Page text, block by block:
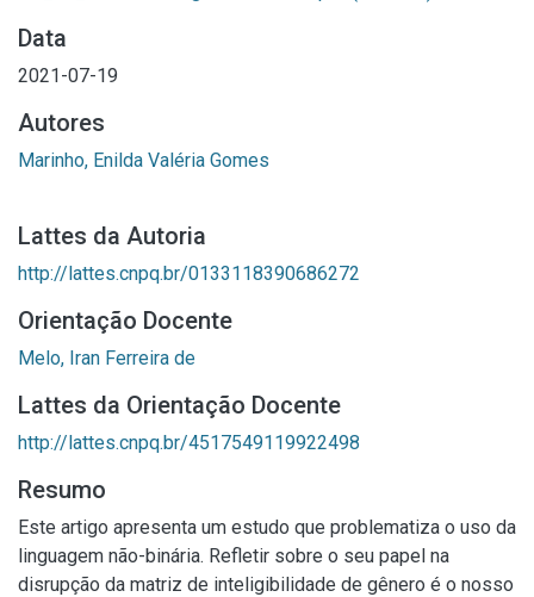
Data
2021-07-19
Autores
Marinho, Enilda Valéria Gomes
Lattes da Autoria
http://lattes.cnpq.br/0133118390686272
Orientação Docente
Melo, Iran Ferreira de
Lattes da Orientação Docente
http://lattes.cnpq.br/4517549119922498
Resumo
Este artigo apresenta um estudo que problematiza o uso da
linguagem não-binária. Refletir sobre o seu papel na
disrupção da matriz de inteligibilidade de gênero é o nosso